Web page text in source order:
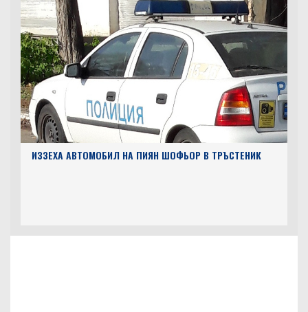
ИЗЗЕХА АВТОМОБИЛ НА ПИЯН ШОФЬОР В ТРЪСТЕНИК